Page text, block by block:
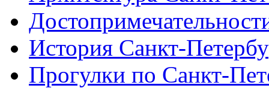
История Санкт-
Прогулки по Санкт-